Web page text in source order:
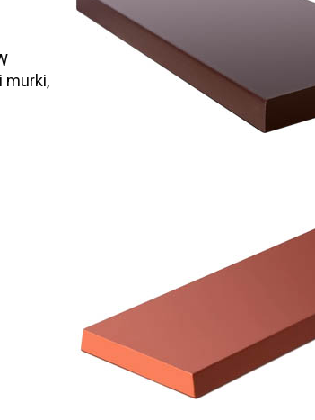
murki,